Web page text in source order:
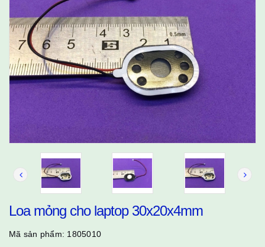
Loa mỏng cho laptop 30x20x4mm
Mã sản phẩm: 1805010